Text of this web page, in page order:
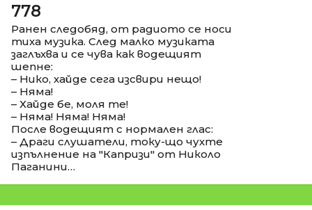
778
Ранен следобяд, от радиото се носи
тиха музика. След малко музиката
заглъхва и се чува как водещият
шепне:
– Нико, хайде сега изсвири нещо!
– Няма!
– Хайде бе, моля те!
– Няма! Няма! Няма!
После водещият с нормален глас:
– Драги слушатели, току-що чухте
изпълнение на "Капризи" от Николо
Паганини…